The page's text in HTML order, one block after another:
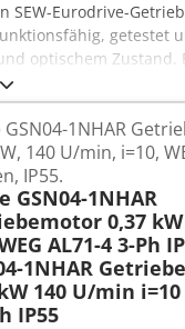
SEW-Eurodrive-
getestet
optischem Zustand.
sind und
Modell: SF32
Frequenz: 50 Hz
1,76 A Schutzart: IP54
kg Leistungsfaktor
GSN04-1NHAR
140 U/min, i=10,
IP55.
GSN04-1NHAR
0,37
AL71-4 3-Ph
1NHAR
140 U/min i=10
IP55